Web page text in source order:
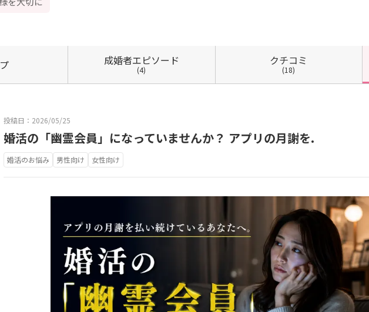
成婚者エピソード
(4)
クチコミ
(18)
投稿日：2026/05/25
婚活の「幽霊会員」になっていませんか？ アプリの月謝を.
婚活のお悩み 男性向け 女性向け